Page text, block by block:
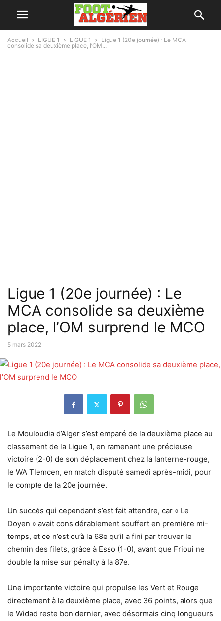
Accueil LIGUE 1 LIGUE 1
Ligue 1 (20e journée) : Le MCA
consolide sa deuxième place, l’OM...
Ligue 1 (20e journée) : Le
MCA consolide sa deuxième
place, l’OM surprend le MCO
5 mars 2022
Le Mouloudia d’Alger s’est emparé de la deuxième place au
classement de la Ligue 1, en ramenant une précieuse
victoire (2-0) de son déplacement chez la lanterne-rouge,
le WA Tlemcen, en match disputé samedi après-midi, pour
le compte de la 20e journée.
Un succès qui cependant s’est fait attendre, car « Le
Doyen » avait considérablement souffert en première mi-
temps, et ce n’est qu’à la 68e qu’il a fini par trouver le
chemin des filets, grâce à Esso (1-0), avant que Frioui ne
double la mise sur pénalty à la 87e.
Une importante victoire qui propulse les Vert et Rouge
directement à la deuxième place, avec 36 points, alors que
le Widad reste bon dernier, avec désormais cinq longueurs